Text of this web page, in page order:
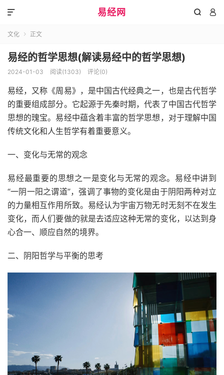
易经网  

文化  正文
易经的哲学思想(解读易经中的哲学思想)
2024-01-03 阅读(1303) 评论(0)
易经，又称《周易》，是中国古代经典之一，也是古代哲学
的重要组成部分。它起源于先秦时期，代表了中国古代哲学
思想的瑰宝。易经中蕴含着丰富的哲学思想，对于理解中国
传统文化和人生哲学有着重要意义。
一、变化与无常的观念
易经最重要的思想之一是变化与无常的观念。易经中讲到
“一阴一阳之谓道”，强调了事物的变化是由于阴阳两种对立
的力量相互作用所致。易经认为宇宙万物无时无刻不在发生
变化，而人们要做的就是去适应这种无常的变化，以达到身
心合一、顺应自然的境界。
二、阴阳哲学与平衡的思考